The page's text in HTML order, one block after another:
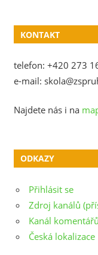
KONTAKT
telefon: +420 273
e-mail:
Najdete nás i na
ODKAZY
Přihlásit se
Zdroj kanálů
Kanál komentářů
Česká lokalizace